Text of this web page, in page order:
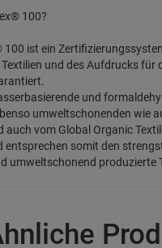
100?
100 ist ein
und des Aufdrucks für
und
umweltschonenden wie
auch vom Global Organic
entsprechen somit den
umweltschonend produzierte